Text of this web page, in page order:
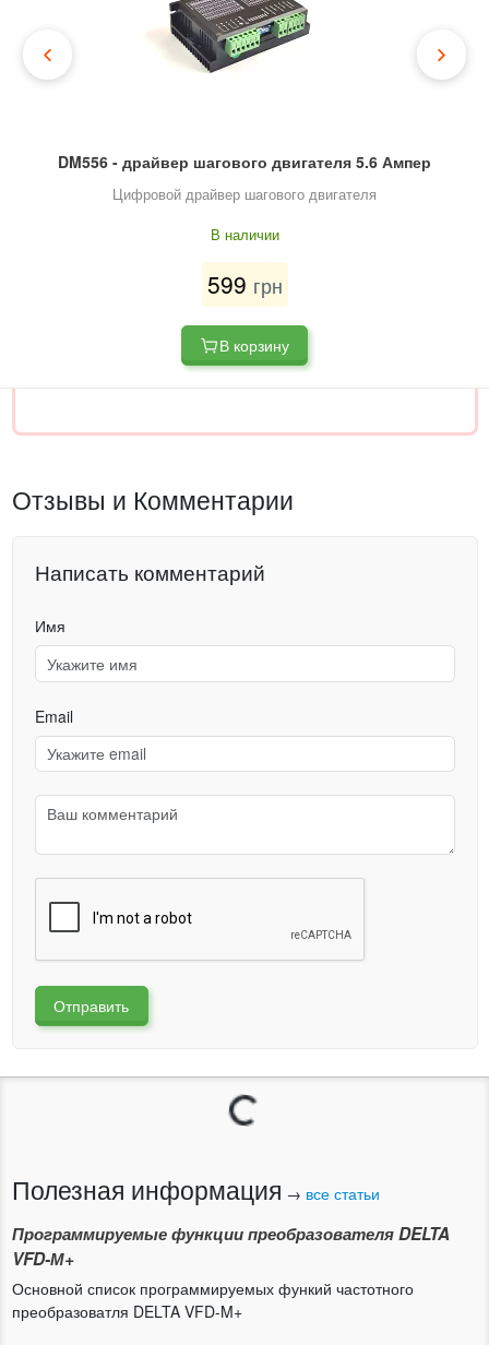
DM556 - драйвер шагового двигателя 5.6 Ампер
Цифровой драйвер шагового двигателя
В наличии
599 грн
В корзину
Отзывы и Комментарии
Написать комментарий
Имя
Email
Отправить
Загрузка...
Полезная информация → все статьи
Программируемые функции преобразователя DELTA
VFD-М+
Основной список программируемых функий частотного
преобразоватля DELTA VFD-M+